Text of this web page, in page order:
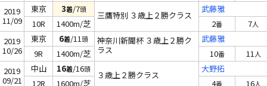
2019
11/09
東京 3着/7頭
三鷹特別 ３歳上２勝クラス
武藤雅
10R
1400m/芝 2番 7人
2019
10/26
東京 6着/11頭
神奈川新聞杯 ３歳上２勝ク
ラス
武藤雅
9R
1400m/芝 10番 11人
2019
09/21
中山 16着/16頭
３歳上２勝クラス
大野拓
12R
1600m/芝 4番 16人